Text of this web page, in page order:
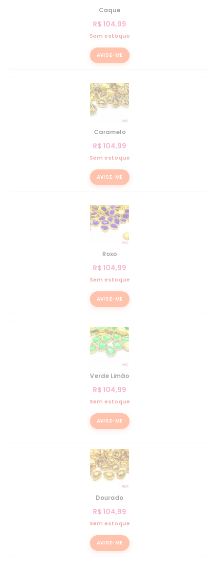
Caque
R$ 104,99
Sem estoque
AVISE-ME
Caramelo
R$ 104,99
Sem estoque
AVISE-ME
Roxo
R$ 104,99
Sem estoque
AVISE-ME
Verde Limão
R$ 104,99
Sem estoque
AVISE-ME
Dourado
R$ 104,99
Sem estoque
AVISE-ME